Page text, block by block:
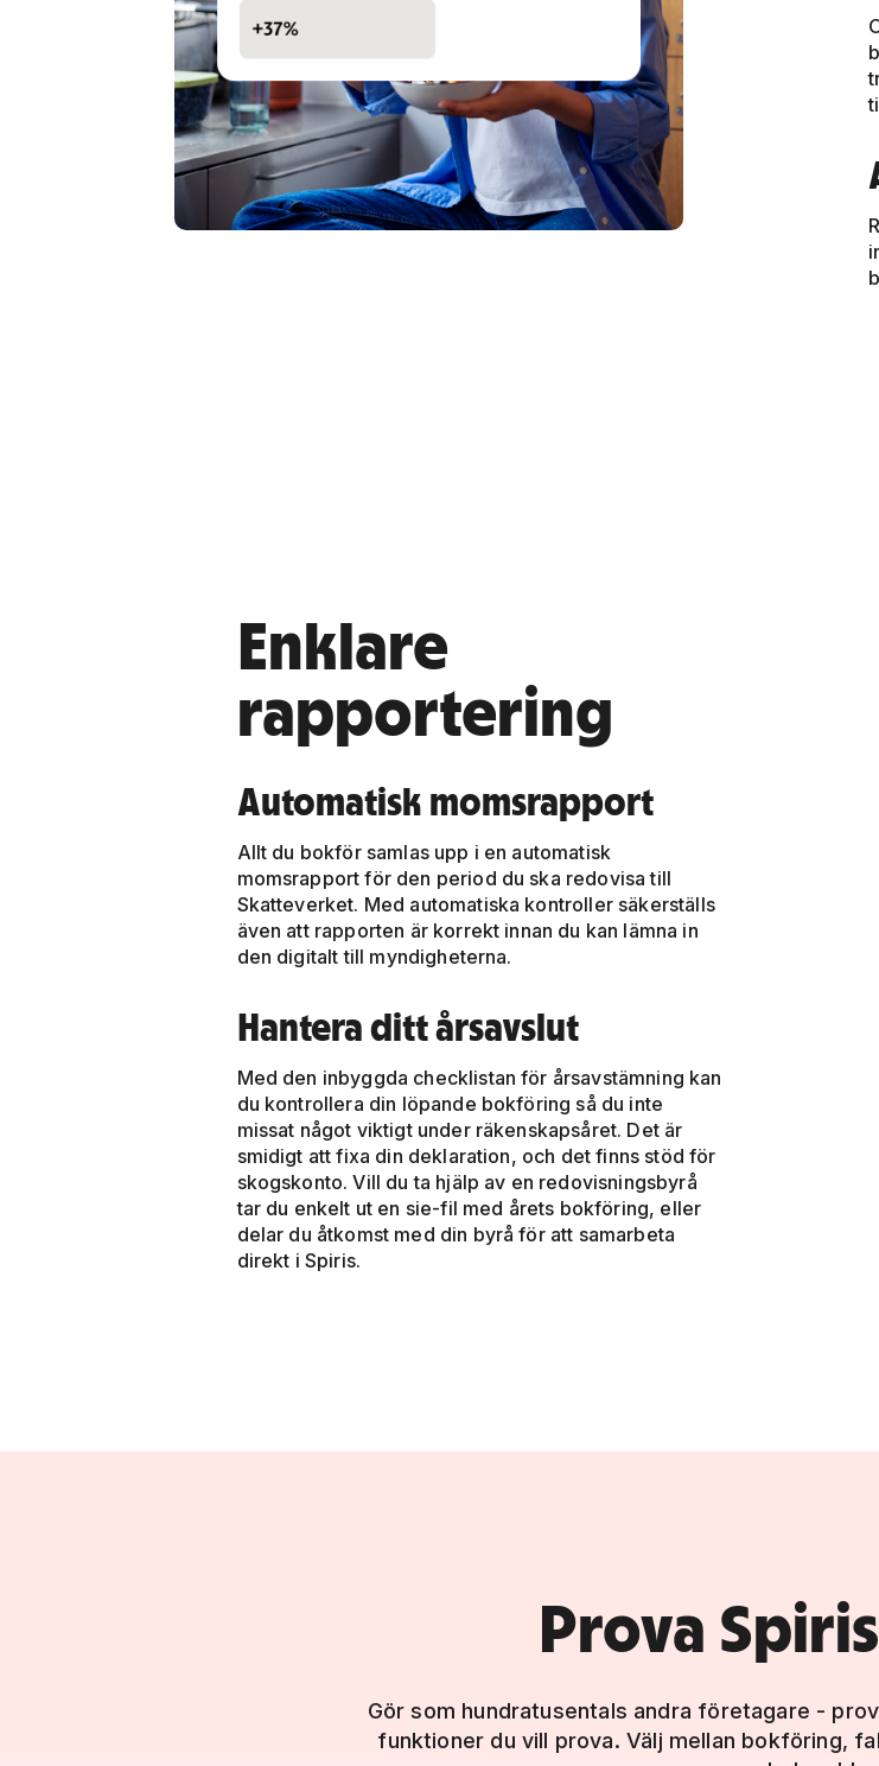
Enklare
rapportering
Automatisk momsrapport
Allt du bokför samlas upp i en automatisk
momsrapport för den period du ska redovisa till
Skatteverket. Med automatiska kontroller säkerställs
även att rapporten är korrekt innan du kan lämna in
den digitalt till myndigheterna.
Hantera ditt årsavslut
Med den inbyggda checklistan för årsavstämning kan
du kontrollera din löpande bokföring så du inte
missat något viktigt under räkenskapsåret. Det är
smidigt att fixa din deklaration, och det finns stöd för
skogskonto. Vill du ta hjälp av en redovisningsbyrå
tar du enkelt ut en sie-fil med årets bokföring, eller
delar du åtkomst med din byrå för att samarbeta
direkt i Spiris.
Prova
Gör som hundratusentals andra företagare -
funktioner du vill prova. Välj mellan bokföring,